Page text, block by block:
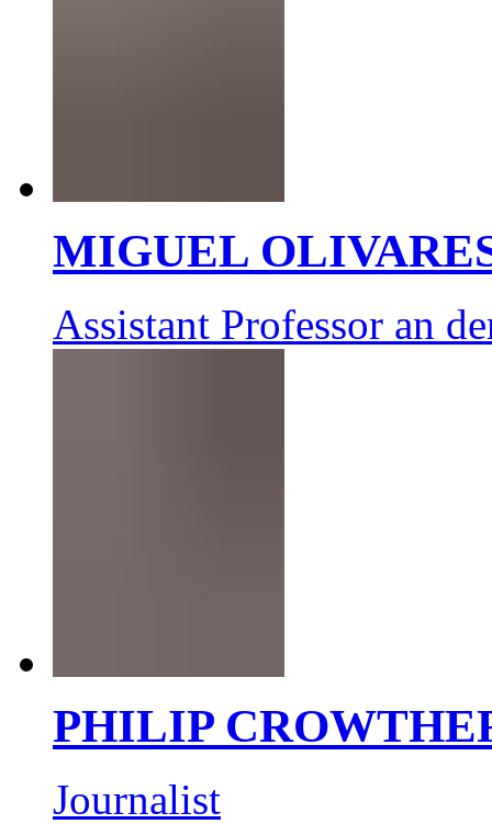
MIGUEL
Assistant Professor an
PHILIP
Journalist